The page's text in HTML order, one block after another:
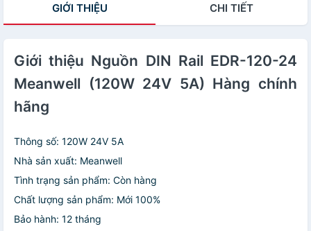
GIỚI THIỆU CHI TIẾT
Giới thiệu Nguồn DIN Rail EDR-120-24
Meanwell (120W 24V 5A) Hàng chính
hãng
Thông số: 120W 24V 5A
Nhà sản xuất: Meanwell
Tình trạng sản phẩm: Còn hàng
Chất lượng sản phẩm: Mới 100%
Bảo hành: 12 tháng